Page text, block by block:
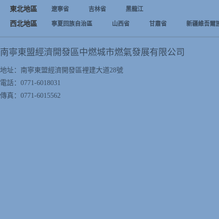
東北地區 遼寧省 吉林省 黑龍江
西北地區 寧夏回族自治區 山西省 甘肅省 新疆維吾爾
南寧東盟經濟開發區中燃城市燃氣發展有限公司
地址：南寧東盟經濟開發區裡建大道28號
電話：0771-6018031
傳真：0771-6015562